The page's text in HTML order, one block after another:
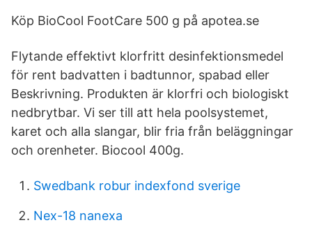
Köp BioCool FootCare 500 g på apotea.se
Flytande effektivt klorfritt desinfektionsmedel
för rent badvatten i badtunnor, spabad eller
Beskrivning. Produkten är klorfri och biologiskt
nedbrytbar. Vi ser till att hela poolsystemet,
karet och alla slangar, blir fria från beläggningar
och orenheter. Biocool 400g.
Swedbank robur indexfond sverige
Nex-18 nanexa